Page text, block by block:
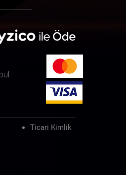
ve iade
seçeneğinde 1
için 8. gün
ile satin alma
ürün 7 gün
Ticari Kimlik